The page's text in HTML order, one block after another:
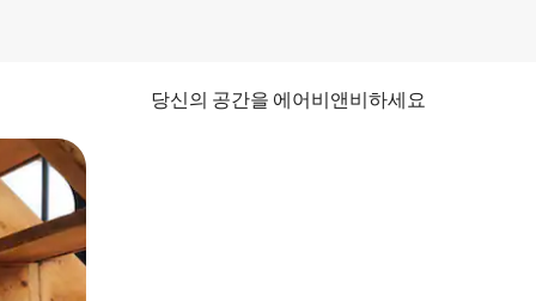
당신의 공간을 에어비앤비하세요